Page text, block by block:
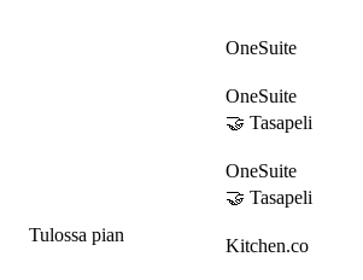
OneSuite
OneSuite
🤝 Tasapeli
OneSuite
🤝 Tasapeli
Tulossa pian
Kitchen.co